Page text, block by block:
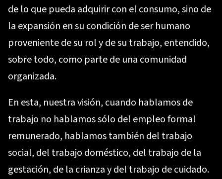
de lo que pueda adquirir con el consumo, sino de
la expansión en su condición de ser humano
proveniente de su rol y de su trabajo, entendido,
sobre todo, como parte de una comunidad
organizada.
En esta, nuestra visión, cuando hablamos de
trabajo no hablamos sólo del empleo formal
remunerado, hablamos también del trabajo
social, del trabajo doméstico, del trabajo de la
gestación, de la crianza y del trabajo de cuidado.